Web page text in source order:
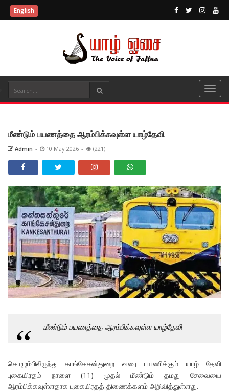
English
மீண்டும் பயணத்தை ஆரம்பிக்கவுள்ள யாழ்தேவி
Admin - 10 May 2026 - (221)
மீண்டும் பயணத்தை ஆரம்பிக்கவுள்ள யாழ்தேவி
கொழும்பிலிருந்து காங்கேசன்துறை வரை பயணிக்கும் யாழ் தேவி
புகையிரதம் நாளை (11) முதல் மீண்டும் தமது சேவையை
ஆரம்பிக்கவுள்ளதாக புகையிரதத் திணைக்களம் அறிவித்துள்ளது.